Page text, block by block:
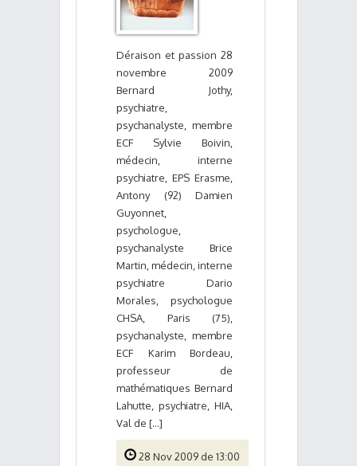
Déraison et passion 28
novembre 2009
Bernard Jothy,
psychiatre,
psychanalyste, membre
ECF Sylvie Boivin,
médecin, interne
psychiatre, EPS Erasme,
Antony (92) Damien
Guyonnet,
psychologue,
psychanalyste Brice
Martin, médecin, interne
psychiatre Dario
Morales, psychologue
CHSA, Paris (75),
psychanalyste, membre
ECF Karim Bordeau,
professeur de
mathématiques Bernard
Lahutte, psychiatre, HIA,
Val de [...]
28 Nov 2009 de 13:00